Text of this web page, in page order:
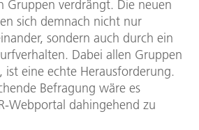
Gruppen verdrängt. Die neuen
sich demnach nicht nur
sondern auch durch ein
Dabei allen Gruppen
ist eine echte Herausforderung.
Befragung wäre es
Webportal dahingehend zu